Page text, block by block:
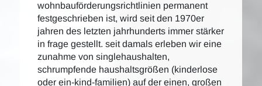
wohnbauförderungsrichtlinien permanent
festgeschrieben ist, wird seit den 1970er
jahren des letzten jahrhunderts immer stärker
in frage gestellt. seit damals erleben wir eine
zunahme von singlehaushalten,
schrumpfende haushaltsgrößen (kinderlose
oder ein-kind-familien) auf der einen, großen